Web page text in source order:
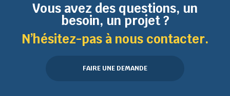
Vous avez des questions, un
besoin, un projet ?
N’hésitez-pas à nous contacter.
FAIRE UNE DEMANDE